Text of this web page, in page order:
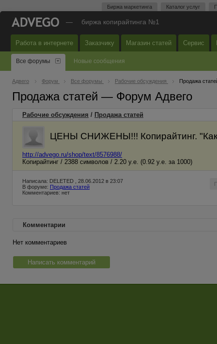
Биржа маркетинга Каталог услуг
— биржа копирайтинга №1
Работа в интернете Заказчику Магазин статей Сервис
Все форумы Новые сообщения
Адвего Форум Все форумы Рабочие обсуждения Продажа
Продажа статей — Форум Адвего
Рабочие обсуждения / Продажа статей
ЦЕНЫ СНИЖЕНЫ!!! Копирайтинг. "Как
http://advego.ru/shop/text/8576988/
Копирайтинг / 2388 символов / 2.20 у.е. (0.92 у.е. за 1000)
Написала: DELETED , 28.06.2012 в 23:07
В форуме: Продажа статей
Комментариев: нет
Комментарии
Нет комментариев
Написать комментарий